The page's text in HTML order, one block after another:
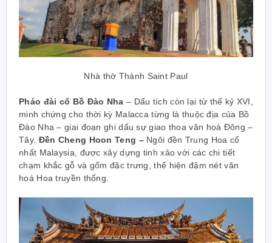
Nhà thờ Thánh Saint Paul
Pháo đài cổ Bồ Đào Nha – Dấu tích còn lại từ thế kỷ XVI,
minh chứng cho thời kỳ Malacca từng là thuộc địa của Bồ
Đào Nha – giai đoạn ghi dấu sự giao thoa văn hoá Đông –
Tây. Đền Cheng Hoon Teng – Ngôi đền Trung Hoa cổ
nhất Malaysia, được xây dựng tinh xảo với các chi tiết
chạm khắc gỗ và gốm đặc trưng, thể hiện đậm nét văn
hoá Hoa truyền thống.